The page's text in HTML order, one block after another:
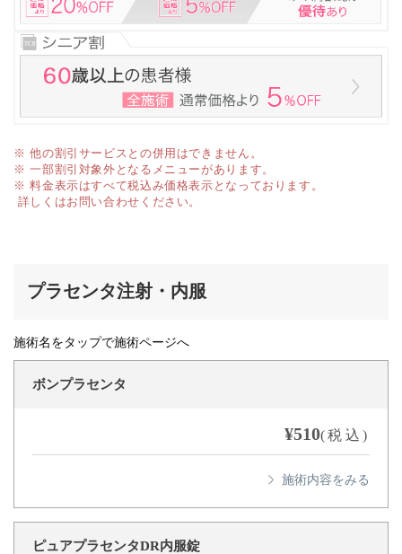
※ 他の割引サービスとの併用はできません。
※ 一部割引対象外となるメニューがあります。
※ 料金表示はすべて税込み価格表示となっております。
詳しくはお問い合わせください。
プラセンタ注射・内服
施術名をタップで施術ページへ
ボンプラセンタ
¥510(税込)
ピュアプラセンタDR内服錠